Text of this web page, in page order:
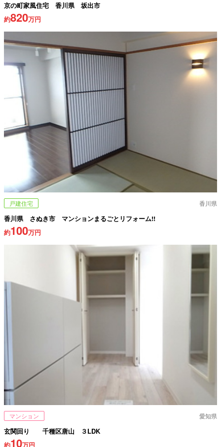
京の町家風住宅 香川県 坂出市
約820万円
戸建住宅 香川県
香川県 さぬき市 マンションまるごとリフォーム!!
約100万円
マンション 愛知県
玄関回り 千種区唐山 ３LDK
約10万円